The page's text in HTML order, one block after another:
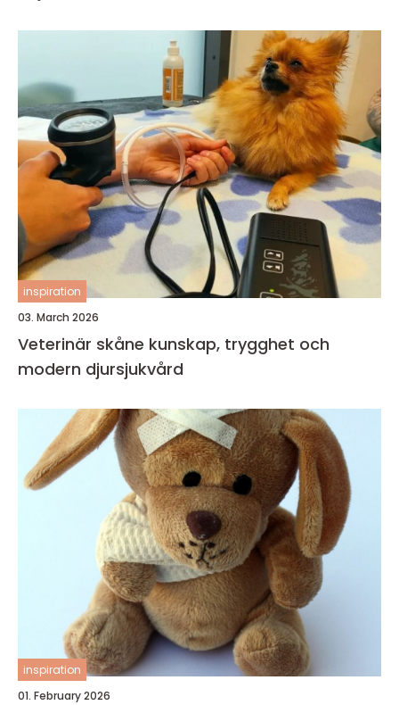
inspiration
03. March 2026
Veterinär skåne kunskap, trygghet och
modern djursjukvård
inspiration
01. February 2026